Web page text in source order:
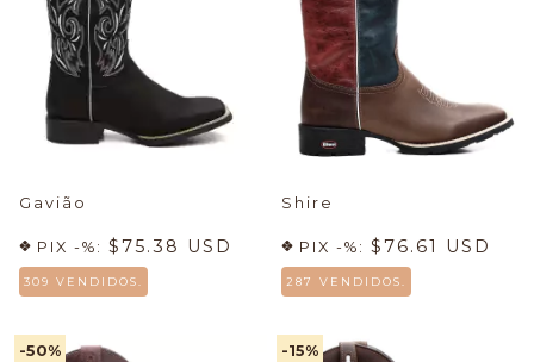
Gavião
PIX -%: $75.38 USD
309 VENDIDOS.
Shire
PIX -%: $76.61 USD
287 VENDIDOS.
-50% -15%